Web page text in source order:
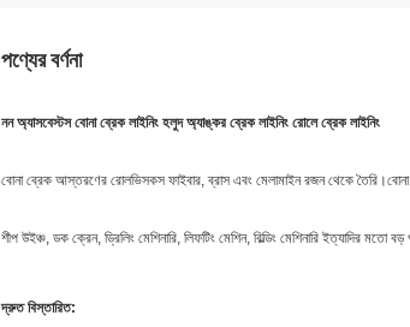
পণ্যের বর্ণনা
নন অ্যাসবেস্টস বোনা ব্রেক লাইনিং হলুদ অ্যাঙ্কর ব্রেক লাইনিং রোলে ব্রেক লাইনিং
বোনা ব্রেক আস্তরণের রোলভিসকস ফাইবার, ব্রাস এবং মেলামাইন রজন থেকে তৈরি।
শীপ উইঞ্চ, ডক ক্রেন, ড্রিলিং মেশিনারি, লিফটিং মেশিন, বিল্ডিং মেশিনারি ইত্যাদির মতো
দ্রুত বিস্তারিত: